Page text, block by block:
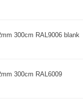
300cm RAL9006 blank
300cm RAL6009